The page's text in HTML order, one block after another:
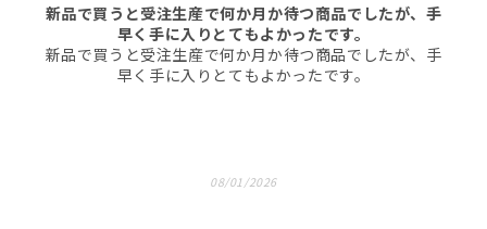
新品で買うと受注生産で何か月か待つ商品でしたが、手
早く手に入りとてもよかったです。
新品で買うと受注生産で何か月か待つ商品でしたが、手
早く手に入りとてもよかったです。
08/01/2026